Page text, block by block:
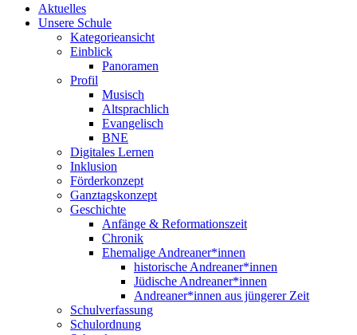
Aktuelles
Unsere Schule
Kategorieansicht
Einblick
Panoramen
Profil
Musisch
Altsprachlich
Evangelisch
BNE
Digitales Lernen
Inklusion
Förderkonzept
Ganztagskonzept
Geschichte
Anfänge & Reformationszeit
Chronik
Ehemalige Andreaner*innen
historische Andreaner*innen
Jüdische Andreaner*innen
Andreaner*innen aus jüngerer Zeit
Schulverfassung
Schulordnung